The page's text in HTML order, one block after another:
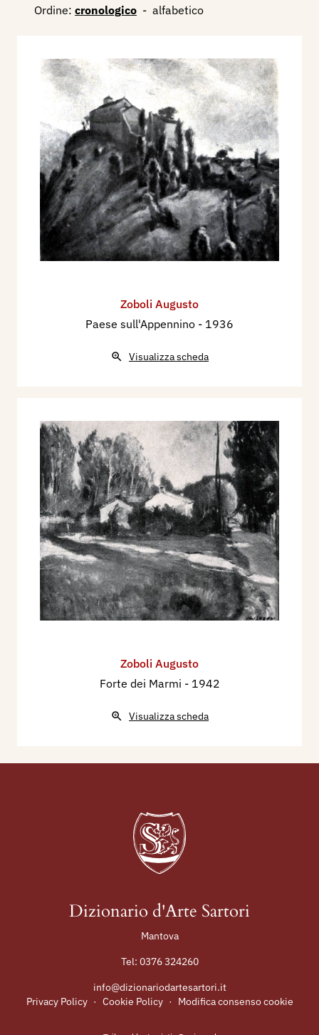
Ordine: cronologico - alfabetico
Zoboli Augusto
Paese sull'Appennino - 1936
Visualizza scheda
Zoboli Augusto
Forte dei Marmi - 1942
Visualizza scheda
Dizionario d'Arte Sartori
Mantova
Tel: 0376 324260
info@dizionariodartesartori.it
Privacy Policy · Cookie Policy · Modifica consenso cookie